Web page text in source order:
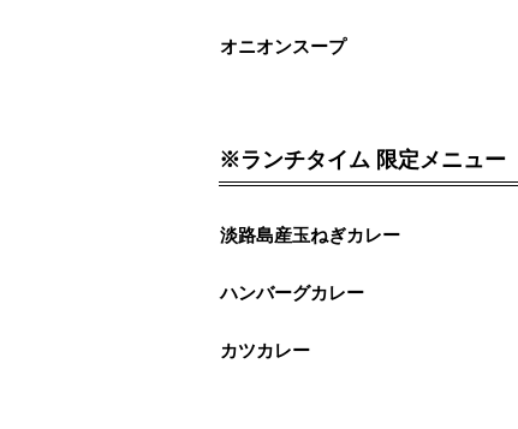
オニオンスープ
※ランチタイム 限定メニュー
淡路島産玉ねぎカレー
ハンバーグカレー
カツカレー